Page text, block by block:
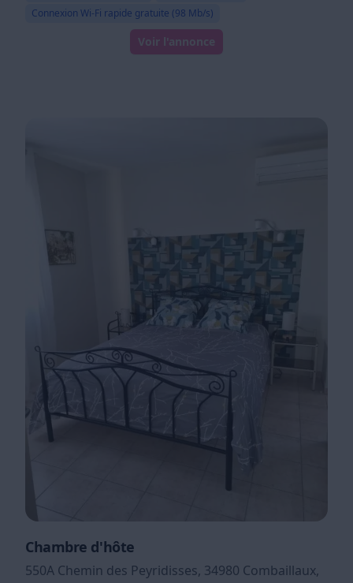
Connexion Wi-Fi rapide gratuite (98 Mb/s)
Voir l'annonce
Chambre d'hôte
550A Chemin des Peyridisses, 34980 Combaillaux,